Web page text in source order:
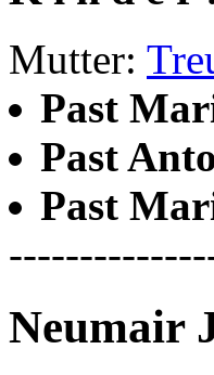
Mutter:
Past
Past
Past
Neumair